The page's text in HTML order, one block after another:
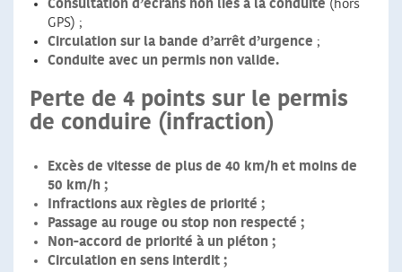
Consultation d’écrans non liés à la conduite (hors
GPS) ;
Circulation sur la bande d’arrêt d’urgence ;
Conduite avec un permis non valide.
Perte de 4 points sur le permis
de conduire (infraction)
Excès de vitesse de plus de 40 km/h et moins de
50 km/h ;
Infractions aux règles de priorité ;
Passage au rouge ou stop non respecté ;
Non-accord de priorité à un piéton ;
Circulation en sens interdit ;